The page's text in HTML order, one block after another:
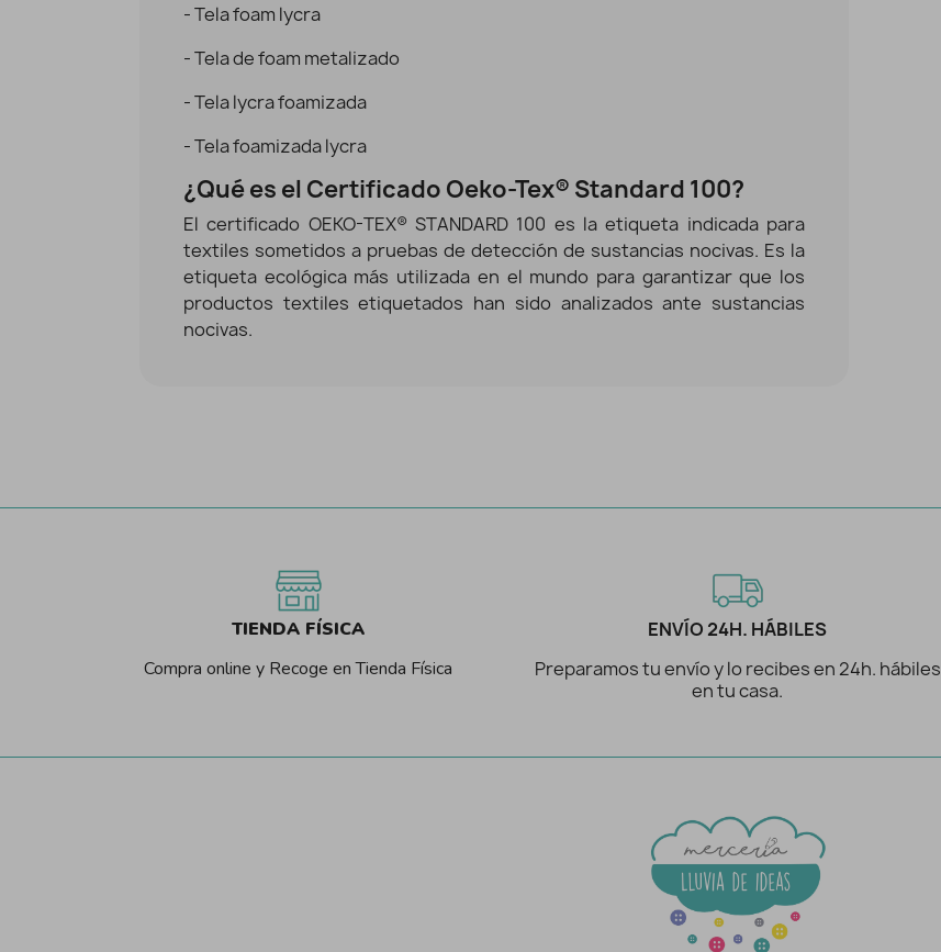
- Tela foam lycra
- Tela de foam metalizado
- Tela lycra foamizada
- Tela foamizada lycra
¿Qué es el Certificado Oeko-Tex® Standard 100?
El certificado OEKO-TEX® STANDARD 100 es la etiqueta indicada para
textiles sometidos a pruebas de detección de sustancias nocivas. Es la
etiqueta ecológica más utilizada en el mundo para garantizar que los
productos textiles etiquetados han sido analizados ante sustancias
nocivas.
TIENDA FÍSICA
Compra online y Recoge en Tienda Física
ENVÍO 24H. HÁBILES
Preparamos tu envío y lo recibes en 24h. hábiles
en tu casa.